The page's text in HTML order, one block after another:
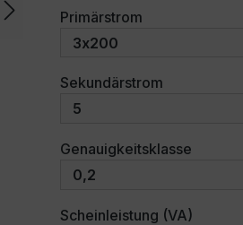
Primärstrom
Sekundärstrom
Genauigkeitsklasse
Scheinleistung (VA)